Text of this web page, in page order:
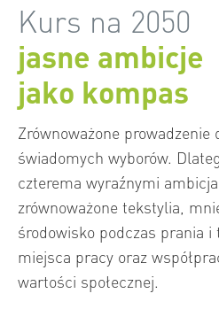
Kurs na 2050
jasne ambicje
jako kompas
Zrównoważone prowadzenie
świadomych wyborów.
czterema wyraźnymi
zrównoważone tekstylia,
środowisko podczas prania
miejsca pracy oraz
wartości społecznej.